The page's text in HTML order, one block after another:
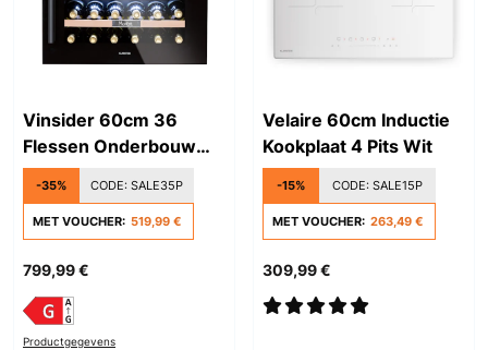
Vinsider 60cm 36
Flessen Onderbouw
Wijnkoelkast 2 Zones
Zwart
-35% CODE: SALE35P
MET VOUCHER: 519,99 €
799,99 €
Productgegevens
Velaire 60cm Inductie
Kookplaat 4 Pits Wit
-15% CODE: SALE15P
MET VOUCHER: 263,49 €
309,99 €